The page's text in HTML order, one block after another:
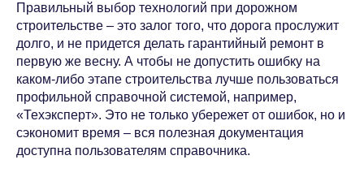
Правильный выбор технологий при дорожном
строительстве – это залог того, что дорога прослужит
долго, и не придется делать гарантийный ремонт в
первую же весну. А чтобы не допустить ошибку на
каком-либо этапе строительства лучше пользоваться
профильной справочной системой, например,
«Техэксперт». Это не только убережет от ошибок, но и
сэкономит время – вся полезная документация
доступна пользователям справочника.
© 2026 ООО «Корпоративные Решения».
Все права защищены
г. Пермь, ул. Хрустальная, д.7,
офис 201-202